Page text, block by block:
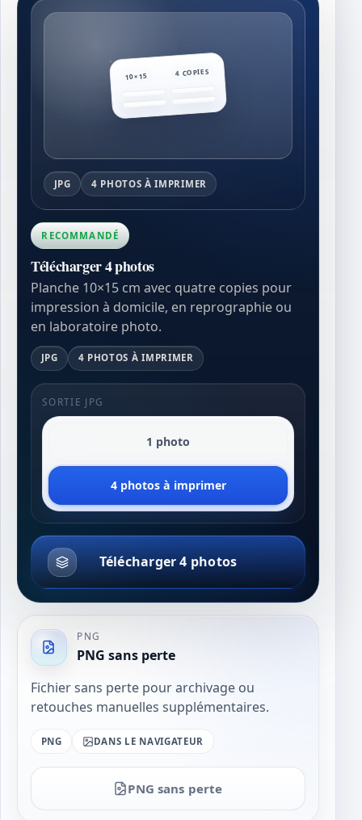
10×15 4 COPIES
JPG 4 PHOTOS À IMPRIMER
RECOMMANDÉ
Télécharger 4 photos
Planche 10×15 cm avec quatre copies pour
impression à domicile, en reprographie ou
en laboratoire photo.
JPG 4 PHOTOS À IMPRIMER
SORTIE JPG
1 photo
4 photos à imprimer
Télécharger 4 photos
PNG
PNG sans perte
Fichier sans perte pour archivage ou
retouches manuelles supplémentaires.
PNG DANS LE NAVIGATEUR
PNG sans perte